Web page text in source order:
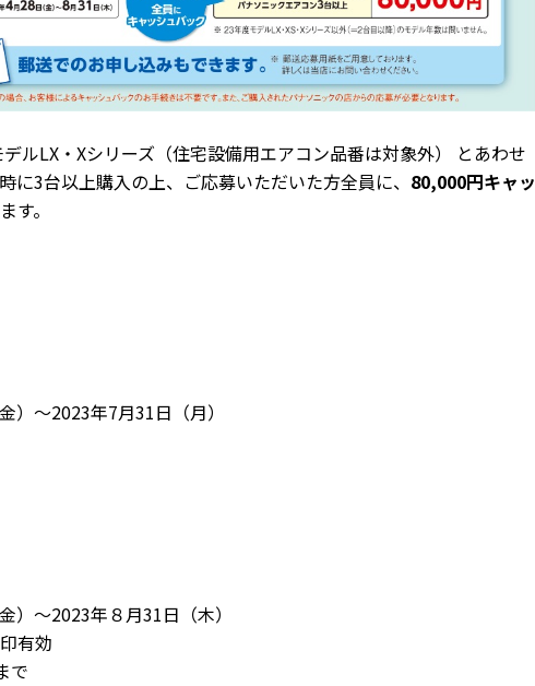
ルLX・Xシリーズ（住宅設備用エアコン品番は対象外） とあわせ
に3台以上購入の上、ご応募いただいた方全員に、 80,000円キャッ
す。
）～2023年7月31日（月）
）～2023年８月31日（木）
有効
で